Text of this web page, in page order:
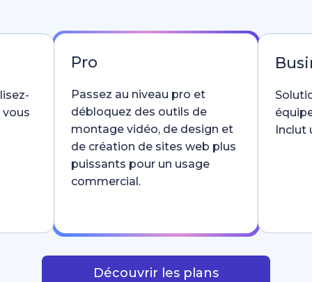
Pro
Passez au niveau pro et
débloquez des outils de
montage vidéo, de design et
de création de sites web plus
puissants pour un usage
commercial.
Inclut
Découvrir les plans